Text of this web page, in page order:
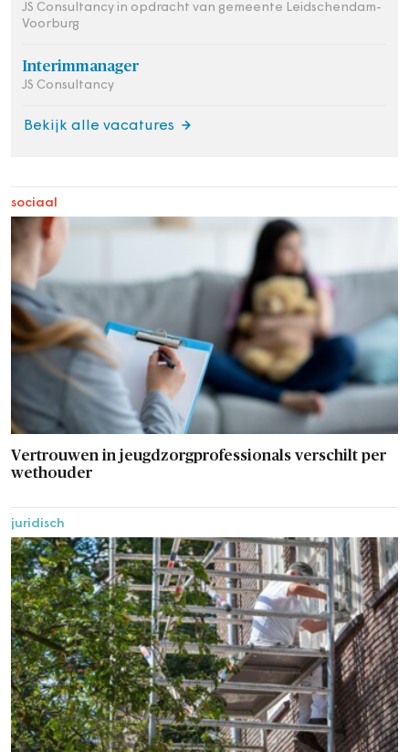
JS Consultancy in opdracht van gemeente Leidschendam-
Voorburg
Interimmanager
JS Consultancy
Bekijk alle vacatures
sociaal
Vertrouwen in jeugdzorgprofessionals verschilt per
wethouder
juridisch